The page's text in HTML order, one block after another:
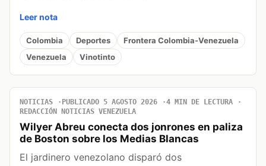
Leer nota
Colombia Deportes
Frontera Colombia-Venezuela
Venezuela
Vinotinto
NOTICIAS PUBLICADO 5 AGOSTO 2026
4 MIN DE LECTURA
REDACCIÓN NOTICIAS VENEZUELA
Wilyer Abreu conecta dos jonrones en paliza
de Boston sobre los Medias Blancas
El jardinero venezolano disparó dos